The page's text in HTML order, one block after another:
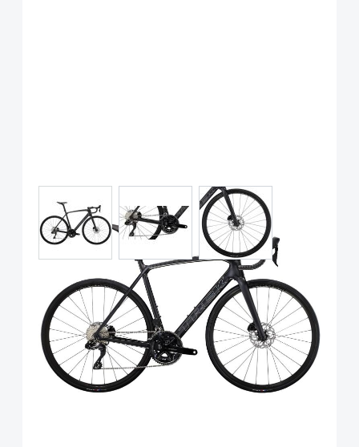
Trek Emonda SL 6 Pro,
Shimano 105 Di2, Dnister
Black Black
Art.-Nr.P112457
View larger imageView larger image